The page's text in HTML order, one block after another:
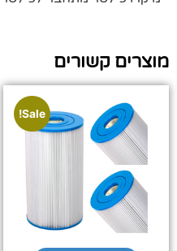
מוצרים קשורים
Sale!